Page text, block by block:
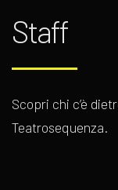
Staff
Scopri chi c’è
Teatrosequenza.